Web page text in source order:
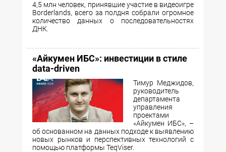
4,5 млн человек, принявшие участие в видеоигре
Borderlands, всего за полдня собрали огромное
количество данных о последовательностях
ДНК.
«Айкумен ИБС»: инвестиции в стиле
data-driven
Тимур Меджидов,
руководитель
департамента
управления
проектами
«Айкумен ИБС», –
об основанном на данных подходе к выявлению
новых рынков и перспективных технологий с
помощью платформы TeqViser.